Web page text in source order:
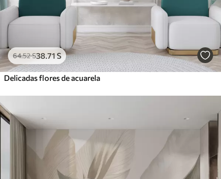
64.52S38 .71 S
Delicadas flores de acuarela